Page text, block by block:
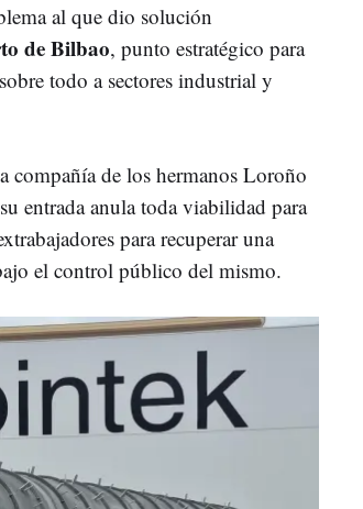
al que dio solución
de Bilbao, punto estratégico para
todo a sectores industrial y
compañía de los hermanos Loroño
entrada anula toda viabilidad para
para recuperar una
el control público del mismo.